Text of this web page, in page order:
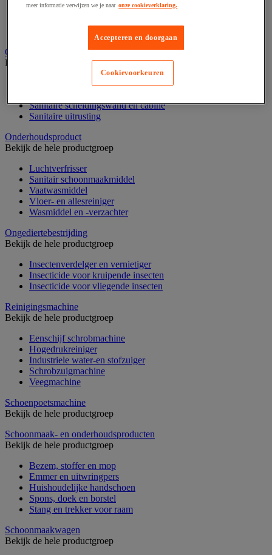
Dispenser voor industrieel poetspapier
Onderdelen voor sanitair, douche en badkamer
Bekijk de hele productgroep
Douche apparatuur
Sanitaire scheidingswand en cabine
Sanitaire uitrusting
Onderhoudsproduct
Bekijk de hele productgroep
Luchtverfrisser
Sanitair schoonmaakmiddel
Vaatwasmiddel
Vloer- en allesreiniger
Wasmiddel en -verzachter
Ongediertebestrijding
Bekijk de hele productgroep
Insectenverdelger en vernietiger
Insecticide voor kruipende insecten
Insecticide voor vliegende insecten
Reinigingsmachine
Bekijk de hele productgroep
Eenschijf schrobmachine
Hogedrukreiniger
Industriele water-en stofzuiger
Schrobzuigmachine
Veegmachine
Schoenpoetsmachine
Bekijk de hele productgroep
Schoonmaak- en onderhoudsproducten
Bekijk de hele productgroep
Bezem, stoffer en mop
Emmer en uitwringpers
Huishoudelijke handschoen
Spons, doek en borstel
Stang en trekker voor raam
Schoonmaakwagen
Bekijk de hele productgroep
meer informatie verwijzen we je naar onze cookieverklaring.
Accepteren en doorgaan
Cookievoorkeuren